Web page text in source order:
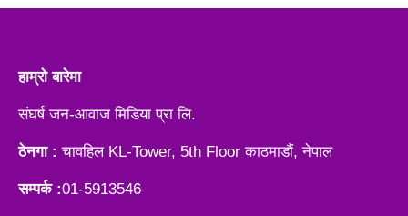
हाम्रो बारेमा
संघर्ष जन-आवाज मिडिया प्रा लि.
ठेनगा : चावहिल KL-Tower, 5th Floor काठमाडौं, नेपाल
सम्पर्क :01-5913546